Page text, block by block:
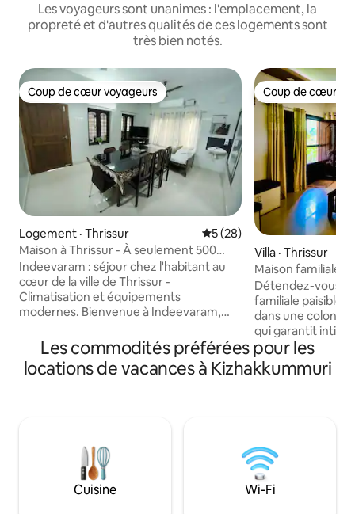
Les voyageurs sont unanimes : l'emplacement, la
propreté et d'autres qualités de ces logements sont
très bien notés.
Coup de cœur voyageurs
Coup de cœur voyageurs
Logement · Thrissur Note moyenne de 5 sur 5,
5 (28)
Maison à Thrissur - À seulement 500
mètres de la gare.
Indeevaram : séjour chez l'habitant au
cœur de la ville de Thrissur -
Climatisation et équipements
modernes. Bienvenue à Indeevaram,
animé de la ville de Thrissur! Parfait pour
les familles, les couples ou les voyageurs
d'affaires, ce logement bien rangé de
attenantes - lits doubles confortables.
Salle à manger climatisée : savourez des
repas avec style, idéal pour les
rassemblements de groupe. Cuisine et
Coup de cœur
Coup de cœur
Villa · Thrissur
Maison familiale
Shivedsaa
Détendez-vous
familiale paisible
dans une colonie
qui garantit
chambres
vie et de repas
fonctionnelle et
logement permet
facilement au
et aux principaux
Les commodités préférées pour les
locations de vacances à Kizhakkummuri
Cuisine Wi-Fi